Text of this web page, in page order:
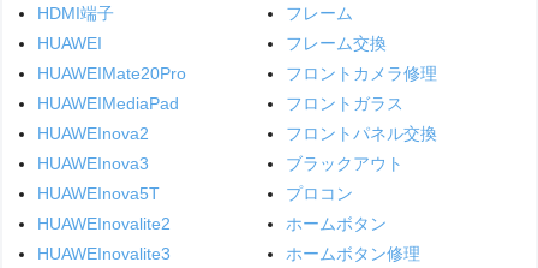
HDMI端子
HUAWEI
HUAWEIMate20Pro
HUAWEIMediaPad
HUAWEInova2
HUAWEInova3
HUAWEInova5T
HUAWEInovalite2
HUAWEInovalite3
フレーム
フレーム交換
フロントカメラ修理
フロントガラス
フロントパネル交換
ブラックアウト
プロコン
ホームボタン
ホームボタン修理